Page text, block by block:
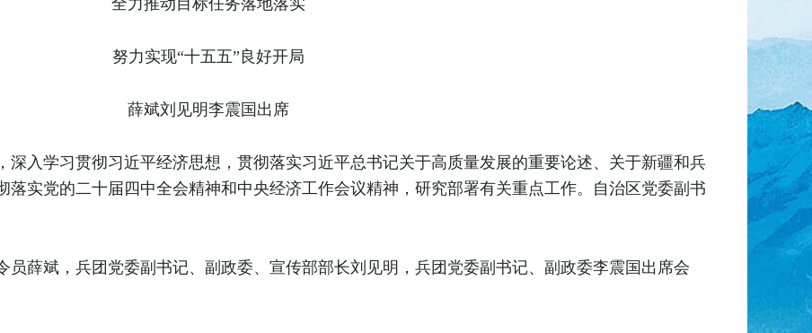
全力推动目标任务落地落实
努力实现“十五五”良好开局
薛斌刘见明李震国出席
深入学习贯彻习近平经济思想，贯彻落实习近平总书记关于高质量发展的重要论述、关于新疆和兵
落实党的二十届四中全会精神和中央经济工作会议精神，研究部署有关重点工作。自治区党委副书
员薛斌，兵团党委副书记、副政委、宣传部部长刘见明，兵团党委副书记、副政委李震国出席会